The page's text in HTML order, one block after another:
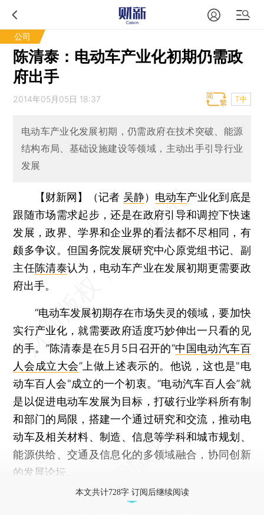
公司
陈清泰：电动车产业化初期仍需政
府出手
2014年05月05日 18:37 T中
电动车产业化发展初期，仍需政府在技术突破、能源
结构布局、基础设施建设等领域，主动出手引导行业
发展
【财新网】（记者 吴静） 电动车产业化到底是
跟随市场需求起步，还是在政府引导和调控下快速
发展，政界、学界和企业界的看法都不尽相同，有
颇多争议。但国务院发展研究中心原党组书记、副
主任陈清泰认为，电动车产业在发展初期更需要政
府出手。
“电动车发展初期存在市场失灵的领域，要加快
实行产业化，就需要政府适度巧妙伸出一只看的见
的手。”陈清泰是在5月5日召开的“中国电动汽车百
人会成立大会”上做上述表示的。他说，这也是"电
动车百人会"成立的一个初衷。“电动汽车百人会”就
是以促进电动车发展为目标，打破行业学科所有制
和部门的局限，搭建一个通过研究和交流，推动电
动车及相关材料、制造、信息等学科和城市规划、
能源供给、交通及信息化的多领域融合，协同创新
的发展论坛。
本文共计728字 订阅后继续阅读